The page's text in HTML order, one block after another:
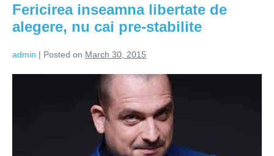
Fericirea inseamna libertate de
alegere, nu cai pre-stabilite
admin | Posted on March 30, 2015